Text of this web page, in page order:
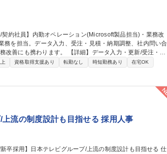
詳細】データ入力・更新/受注・見
ュアル作成や売上データ等の資料作成/AIツール(Microsoft
問い合わせ対応の業務改善 【働き方】TeamsやGmailを活
無理なく柔軟に働ける環境を整えています。 募集職種
製品担当)・業務改善
資格取得支援あり 転勤なし 時短勤務あり
在宅OK
上流の制度設計も目指せる 採用人事